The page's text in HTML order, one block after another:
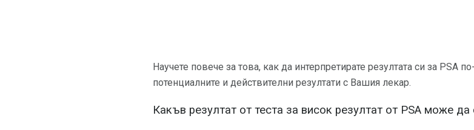
Научете повече за това, как да интерпретирате резултата си за PSA
потенциалните и действителни резултати с Вашия лекар.
Какъв резултат от теста за висок резултат от PSA може да